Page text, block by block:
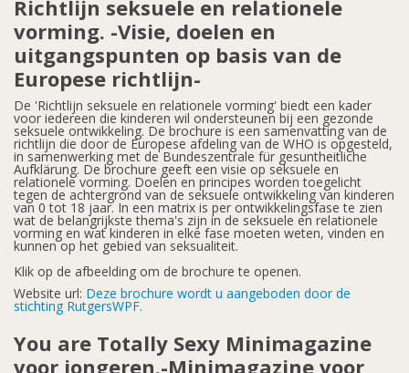
Richtlijn seksuele en relationele
vorming. -Visie, doelen en
uitgangspunten op basis van de
Europese richtlijn-
De 'Richtlijn seksuele en relationele vorming' biedt een kader
voor iedereen die kinderen wil ondersteunen bij een gezonde
seksuele ontwikkeling. De brochure is een samenvatting van de
richtlijn die door de Europese afdeling van de WHO is opgesteld,
in samenwerking met de Bundeszentrale für gesuntheitliche
Aufklärung. De brochure geeft een visie op seksuele en
relationele vorming. Doelen en principes worden toegelicht
tegen de achtergrond van de seksuele ontwikkeling van kinderen
van 0 tot 18 jaar. In een matrix is per ontwikkelingsfase te zien
wat de belangrijkste thema's zijn in de seksuele en relationele
vorming en wat kinderen in elke fase moeten weten, vinden en
kunnen op het gebied van seksualiteit.
Klik op de afbeelding om de brochure te openen.
Website url: Deze brochure wordt u aangeboden door de
stichting RutgersWPF.
You are Totally Sexy Minimagazine
voor jongeren.-Minimagazine voor